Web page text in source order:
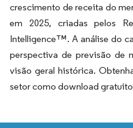
crescimento de receita do
em 2025, criadas pelos
Intelligence™. A análise do
perspectiva de previsão de
visão geral histórica.
setor como download